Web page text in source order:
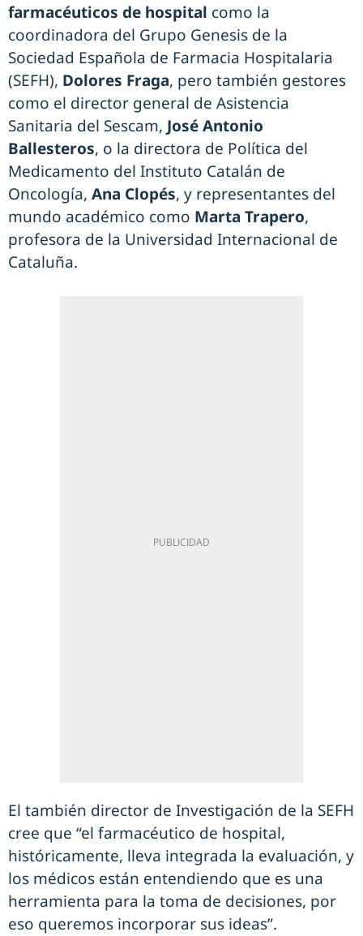
farmacéuticos de hospital como la
coordinadora del Grupo Genesis de la
Sociedad Española de Farmacia Hospitalaria
(SEFH), Dolores Fraga, pero también gestores
como el director general de Asistencia
Sanitaria del Sescam, José Antonio
Ballesteros, o la directora de Política del
Medicamento del Instituto Catalán de
Oncología, Ana Clopés, y representantes del
mundo académico como Marta Trapero,
profesora de la Universidad Internacional de
Cataluña.
El también director de Investigación de la SEFH
cree que “el farmacéutico de hospital,
históricamente, lleva integrada la evaluación, y
los médicos están entendiendo que es una
herramienta para la toma de decisiones, por
eso queremos incorporar sus ideas”.